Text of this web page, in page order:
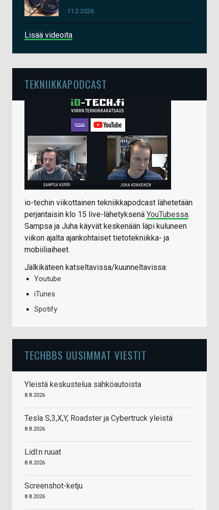
11.2.2026
Lisää videoita
TEKNIIKKAPODCAST
io-techin viikottainen tekniikkapodcast lähetetään
perjantaisin klo 15 live-lähetyksenä YouTubessa.
Sampsa ja Juha käyvät keskenään läpi kuluneen
viikon ajalta ajankohtaiset tietotekniikka- ja
mobiiliaiheet.
Jälkikäteen katseltavissa/kuunneltavissa:
Youtube
iTunes
Spotify
TECHBBS UUSIMMAT VIESTIT
Yleistä keskustelua sähköautoista
8.8.2026
Tesla S,3,X,Y, Roadster ja Cybertruck yleistä
8.8.2026
Lidl:n ruuat
8.8.2026
Screenshot-ketju
8.8.2026